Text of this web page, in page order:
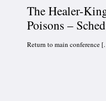
The Healer-
Poisons –
Return to main conference